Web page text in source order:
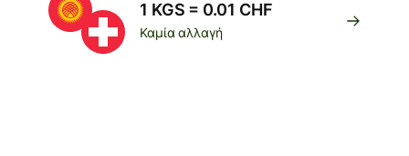
1 KGS = 0.01 CHF
Καμία αλλαγή